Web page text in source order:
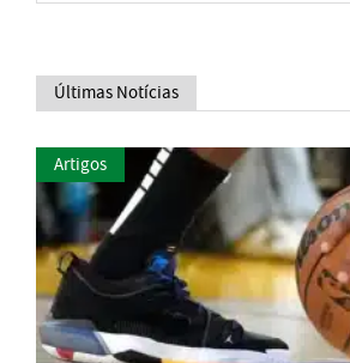
Últimas Notícias
Artigos